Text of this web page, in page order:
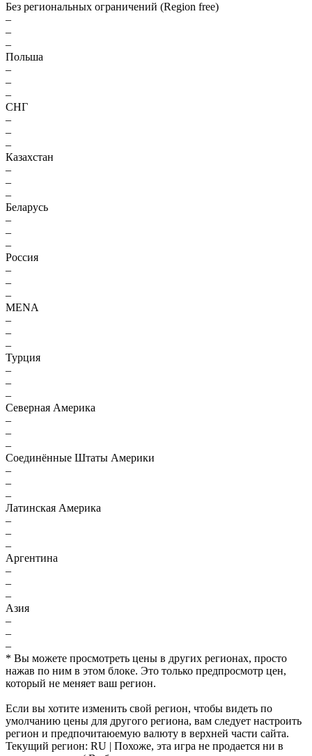
Без региональных ограничений (Region free)
–
–
–
Польша
–
–
–
СНГ
–
–
–
Казахстан
–
–
–
Беларусь
–
–
–
Россия
–
–
–
MENA
–
–
–
Турция
–
–
–
Северная Америка
–
–
–
Соединённые Штаты Америки
–
–
–
Латинская Америка
–
–
–
Аргентина
–
–
–
Азия
–
–
–
* Вы можете просмотреть цены в других регионах, просто
нажав по ним в этом блоке. Это только предпросмотр цен,
который не меняет ваш регион.
Если вы хотите изменить свой регион, чтобы видеть по
умолчанию цены для другого региона, вам следует настроить
регион и предпочитаюемую валюту в верхней части сайта.
Текущий регион: RU | Похоже, эта игра не продается ни в